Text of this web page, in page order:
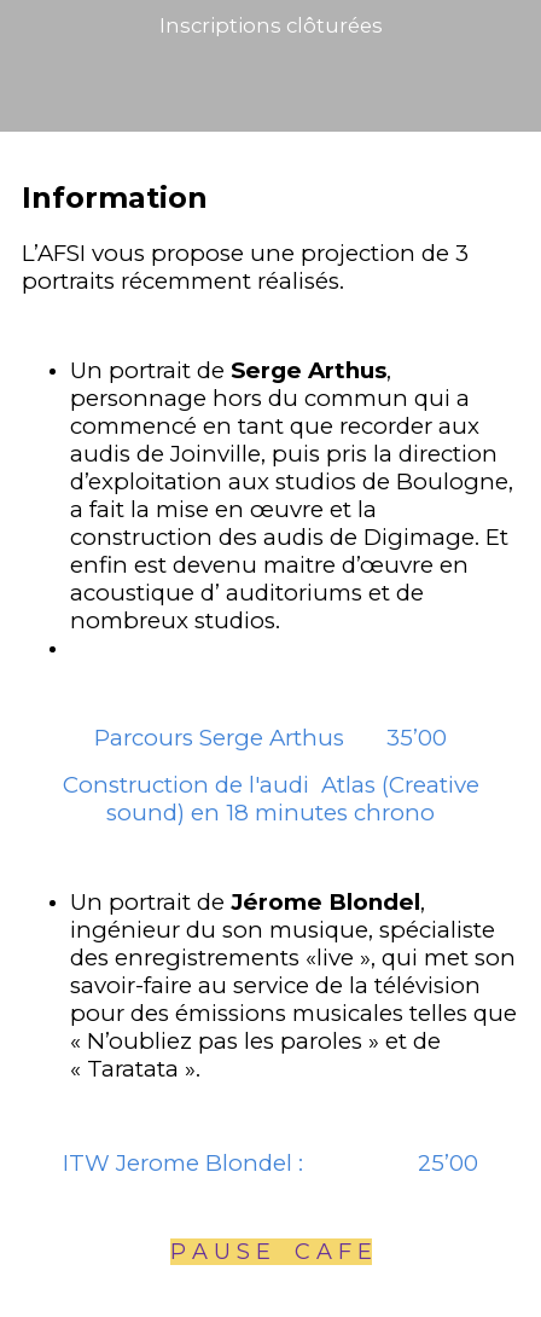
Inscriptions clôturées
Information
L’AFSI vous propose une projection de 3
portraits récemment réalisés.
Un portrait de Serge Arthus,
personnage hors du commun qui a
commencé en tant que recorder aux
audis de Joinville, puis pris la direction
d’exploitation aux studios de Boulogne,
a fait la mise en œuvre et la
construction des audis de Digimage. Et
enfin est devenu maitre d’œuvre en
acoustique d’ auditoriums et de
nombreux studios.
Parcours Serge Arthus 35’00
Construction de l'audi Atlas (Creative
sound) en 18 minutes chrono
Un portrait de Jérome Blondel,
ingénieur du son musique, spécialiste
des enregistrements «live », qui met son
savoir-faire au service de la télévision
pour des émissions musicales telles que
« N’oubliez pas les paroles » et de
« Taratata ».
ITW Jerome Blondel : 25’00
P A U S E C A F E